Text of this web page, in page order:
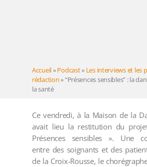
Accueil»Podcast» Les interviews et les
rédaction»“Présences sensibles” : la
la santé
Ce vendredi, à la Maison de la
avait lieu la restitution du
Présences sensibles ». Une
entre des soignants et des
de la Croix-Rousse, le